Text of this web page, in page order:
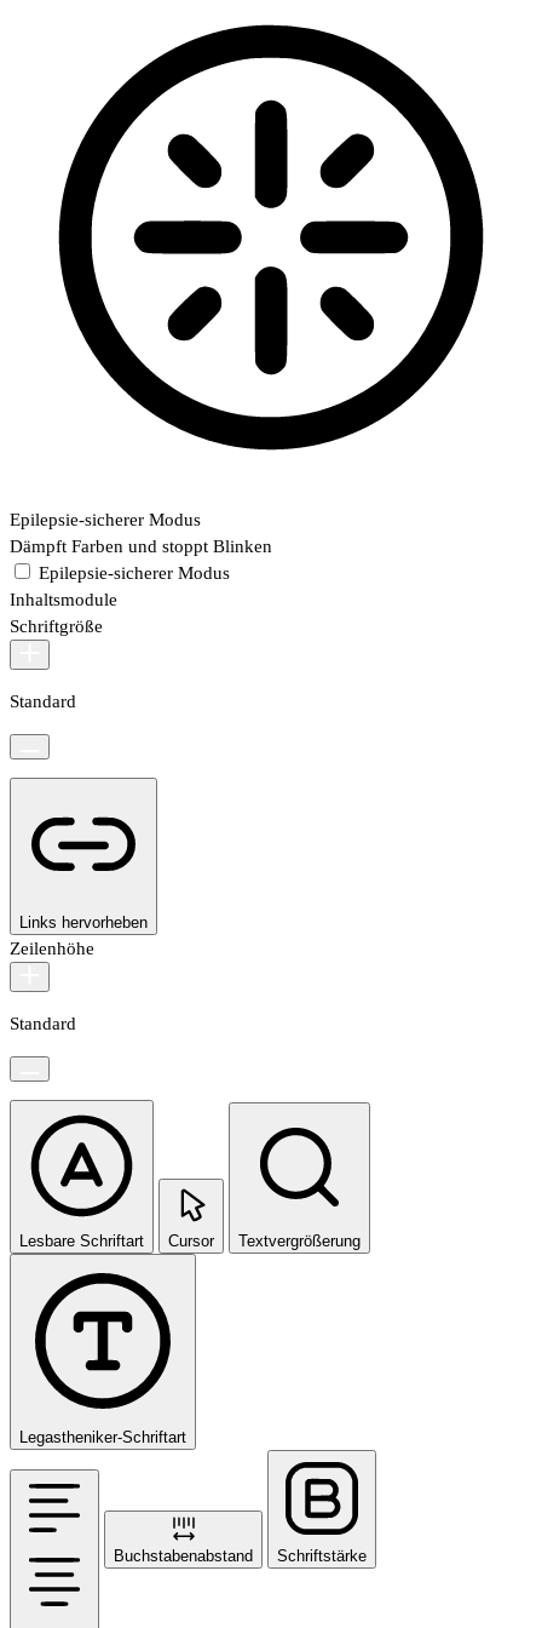
Epilepsie-sicherer Modus
Dämpft Farben und stoppt Blinken
Epilepsie-sicherer Modus
Inhaltsmodule
Schriftgröße
Standard
Links hervorheben
Zeilenhöhe
Standard
Lesbare Schriftart Cursor Textvergrößerung
Legastheniker-Schriftart
Buchstabenabstand Schriftstärke